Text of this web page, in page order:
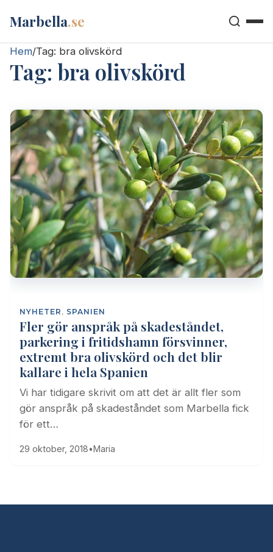
Marbella.se
Hem/Tag: bra olivskörd
Tag: bra olivskörd
NYHETER , SPANIEN
Fler gör anspråk på skadeståndet,
parkering i fritidshamn försvinner,
extremt bra olivskörd och det blir
kallare i hela Spanien
Vi har tidigare skrivit om att det är allt fler som
gör anspråk på skadeståndet som Marbella fick
för ett…
29 oktober, 2018•Maria